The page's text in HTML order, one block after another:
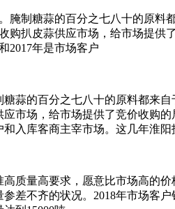
腌制糖蒜的百分之七八十的原
购扒皮蒜供应市场，给市场提
2017年是市场客户
蒜的百分之七八十的原料都来
市场，给市场提供了竞价收购
入库客商主宰市场。这几年淮阳
质量高要求，愿意比市场高的
差不齐的状况。2018年市场客